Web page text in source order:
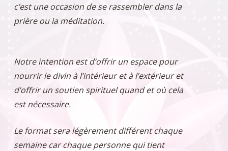
c’est une occasion de se rassembler dans la
prière ou la méditation.
Notre intention est d’offrir un espace pour
nourrir le divin à l’intérieur et à l’extérieur et
d’offrir un soutien spirituel quand et où cela
est nécessaire.
Le format sera légèrement différent chaque
semaine car chaque personne qui tient